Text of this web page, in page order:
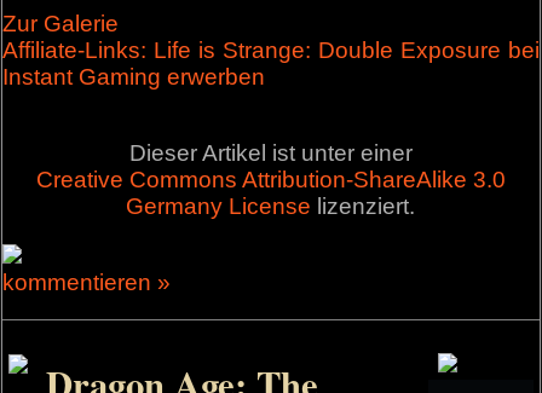
Zur Galerie
Affiliate-Links: Life is Strange: Double Exposure bei
Instant Gaming erwerben
Dieser Artikel ist unter einer
Creative Commons Attribution-ShareAlike 3.0
Germany License lizenziert.
kommentieren »